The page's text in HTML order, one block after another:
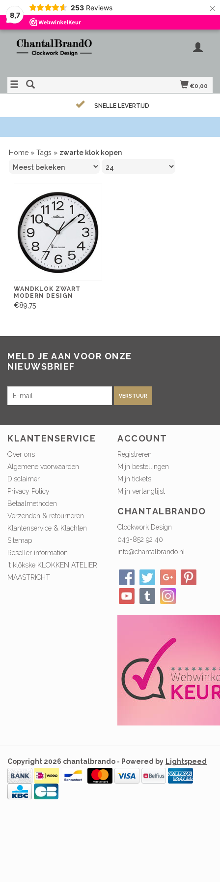
8,7
253 Reviews ×
€0,00
SNELLE LEVERTIJD
Home » Tags » zwarte klok kopen
WANDKLOK ZWART
MODERN DESIGN
€89,75
MELD JE AAN VOOR ONZE
NIEUWSBRIEF
VERSTUUR
KLANTENSERVICE
Over ons
Algemene voorwaarden
Disclaimer
Privacy Policy
Betaalmethoden
Verzenden & retourneren
Klantenservice & Klachten
Sitemap
Reseller information
't klökske KLOKKEN ATELIER
MAASTRICHT
ACCOUNT
Registreren
Mijn bestellingen
Mijn tickets
Mijn verlanglijst
CHANTALBRANDO
Clockwork Design
043-852 92 40
info@chantalbrando.nl
Copyright 2026 chantalbrando - Powered by Lightspeed